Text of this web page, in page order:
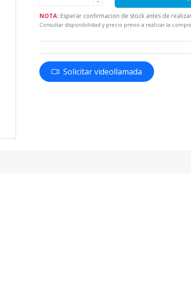
NOTA: Esperar confirmacion de stock antes de
Consultar disponibilidad y precio previo a realizar la
Solicitar videollamada